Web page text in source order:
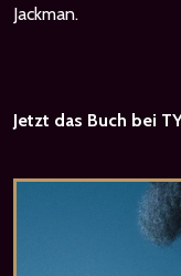
Jackman.
Jetzt das Buch bei